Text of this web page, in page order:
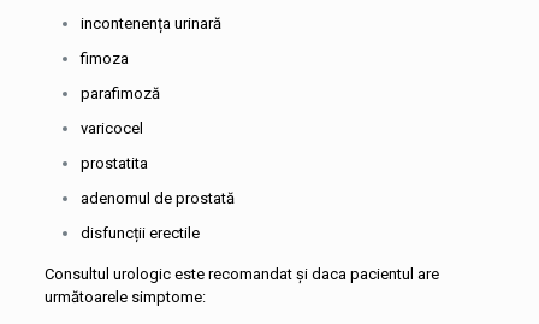
incontenența urinară
fimoza
parafimoză
varicocel
prostatita
adenomul de prostată
disfuncții erectile
Consultul urologic este recomandat și daca pacientul are
următoarele simptome: